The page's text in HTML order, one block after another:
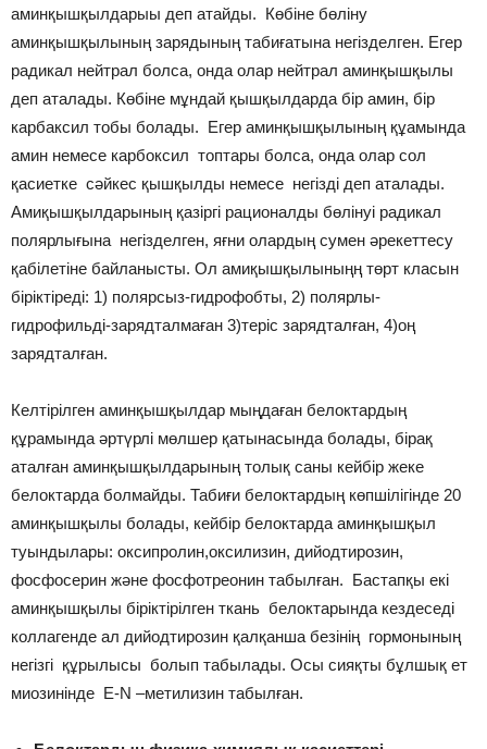
аминқышқылдарыы деп атайды. Көбіне бөліну
аминқышқылының зарядының табиғатына негізделген. Егер
радикал нейтрал болса, онда олар нейтрал аминқышқылы
деп аталады. Көбіне мұндай қышқылдарда бір амин, бір
карбаксил тобы болады. Егер аминқышқылының құамында
амин немесе карбоксил топтары болса, онда олар сол
қасиетке сәйкес қышқылды немесе негізді деп аталады.
Амиқышқылдарының қазіргі рационалды бөлінуі радикал
полярлығына негізделген, яғни олардың сумен әрекеттесу
қабілетіне байланысты. Ол амиқышқылыныңң төрт класын
біріктіреді: 1) полярсыз-гидрофобты, 2) полярлы-
гидрофильді-зарядталмаған 3)теріс зарядталған, 4)оң
зарядталған.
Келтірілген аминқышқылдар мыңдаған белоктардың
құрамында әртүрлі мөлшер қатынасында болады, бірақ
аталған аминқышқылдарының толық саны кейбір жеке
белоктарда болмайды. Табиғи белоктардың көпшілігінде 20
аминқышқылы болады, кейбір белоктарда аминқышқыл
туындылары: оксипролин,оксилизин, дийодтирозин,
фосфосерин және фосфотреонин табылған. Бастапқы екі
аминқышқылы біріктірілген ткань белоктарында кездеседі
коллагенде ал дийодтирозин қалқанша безінің гормонының
негізгі құрылысы болып табылады. Осы сияқты бұлшық ет
миозинінде E-N –метилизин табылған.